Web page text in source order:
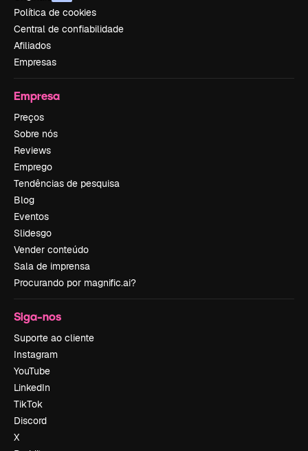
Política de cookies
Central de confiabilidade
Afiliados
Empresas
Empresa
Preços
Sobre nós
Reviews
Emprego
Tendências de pesquisa
Blog
Eventos
Slidesgo
Vender conteúdo
Sala de imprensa
Procurando por magnific.ai?
Siga-nos
Suporte ao cliente
Instagram
YouTube
LinkedIn
TikTok
Discord
X